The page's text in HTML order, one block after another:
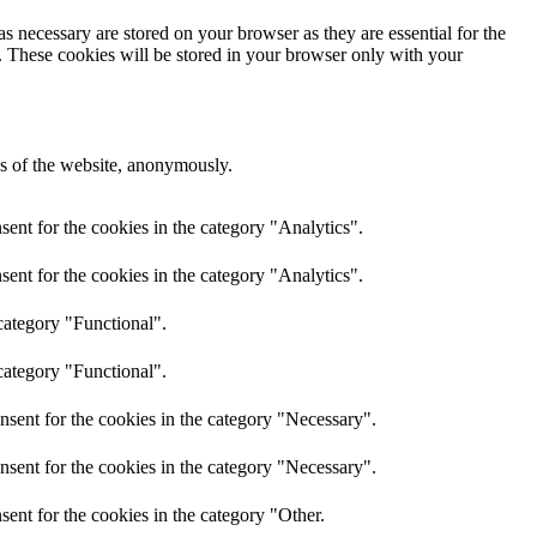
are stored on your browser as they are essential for the
These cookies will be stored in your browser only with your
of the website, anonymously.
for the cookies in the category "Analytics".
for the cookies in the category "Analytics".
"Functional".
"Functional".
for the cookies in the category "Necessary".
for the cookies in the category "Necessary".
for the cookies in the category "Other.